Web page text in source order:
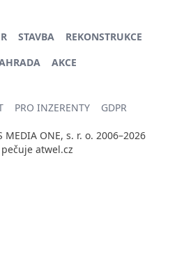
STAVBA
REKONSTRUKCE
AKCE
PRO INZERENTY GDPR
ONE, s. r. o. 2006–2026